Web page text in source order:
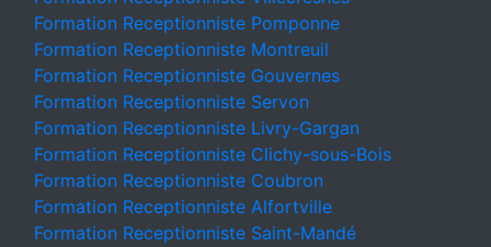
Formation Receptionniste Pomponne
Formation Receptionniste Montreuil
Formation Receptionniste Gouvernes
Formation Receptionniste Servon
Formation Receptionniste Livry-Gargan
Formation Receptionniste Clichy-sous-Bois
Formation Receptionniste Coubron
Formation Receptionniste Alfortville
Formation Receptionniste Saint-Mandé